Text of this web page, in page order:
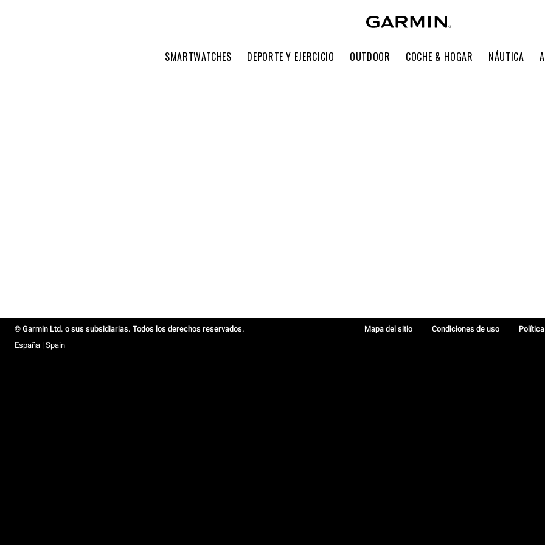
SMARTWATCHES DEPORTE Y EJERCICIO OUTDOOR COCHE & HOGAR NÁUTICA
© Garmin Ltd. o sus subsidiarias. Todos los derechos reservados. Mapa del sitio Condiciones de uso
España | Spain